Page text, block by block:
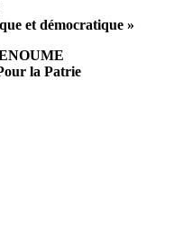
et démocratique »
la Patrie